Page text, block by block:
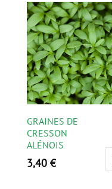
GRAINES DE
CRESSON
ALÉNOIS
3,40 €